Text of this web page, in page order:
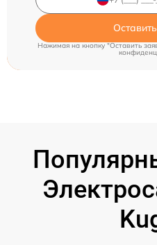
Нажимая на кнопку "Оставить